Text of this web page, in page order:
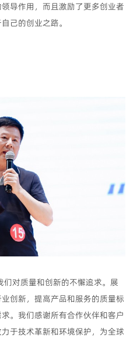
导作用，而且激励了更多创业者
己的创业之路。
对质量和创新的不懈追求。展
创新，提高产品和服务的质量标
。我们感谢所有合作伙伴和客户
于技术革新和环境保护，为全球